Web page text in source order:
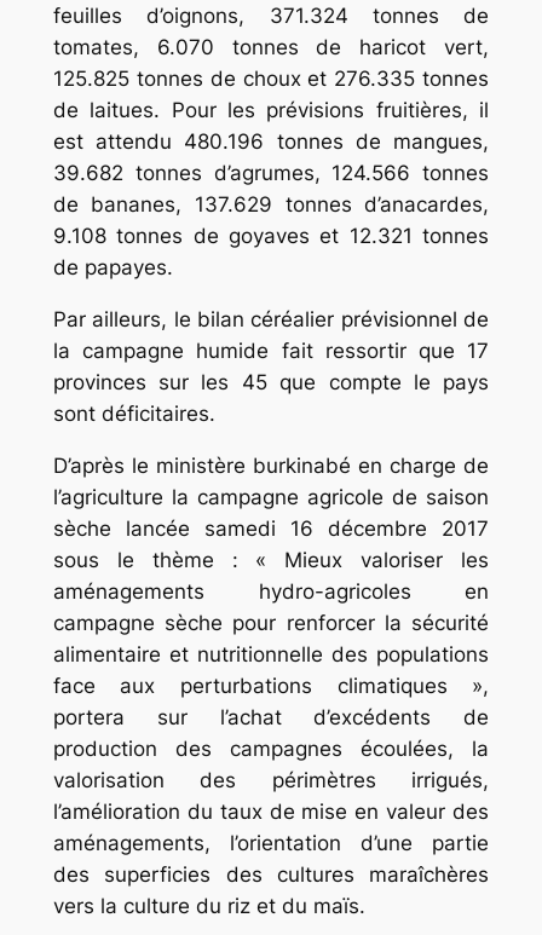
feuilles d’oignons, 371.324 tonnes de
tomates, 6.070 tonnes de haricot vert,
125.825 tonnes de choux et 276.335 tonnes
de laitues. Pour les prévisions fruitières, il
est attendu 480.196 tonnes de mangues,
39.682 tonnes d’agrumes, 124.566 tonnes
de bananes, 137.629 tonnes d’anacardes,
9.108 tonnes de goyaves et 12.321 tonnes
de papayes.
Par ailleurs, le bilan céréalier prévisionnel de
la campagne humide fait ressortir que 17
provinces sur les 45 que compte le pays
sont déficitaires.
D’après le ministère burkinabé en charge de
l’agriculture la campagne agricole de saison
sèche lancée samedi 16 décembre 2017
sous le thème : « Mieux valoriser les
aménagements hydro-agricoles en
campagne sèche pour renforcer la sécurité
alimentaire et nutritionnelle des populations
face aux perturbations climatiques »,
portera sur l’achat d’excédents de
production des campagnes écoulées, la
valorisation des périmètres irrigués,
l’amélioration du taux de mise en valeur des
aménagements, l’orientation d’une partie
des superficies des cultures maraîchères
vers la culture du riz et du maïs.